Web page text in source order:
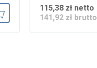
115,38 zł netto
141,92 zł brutto